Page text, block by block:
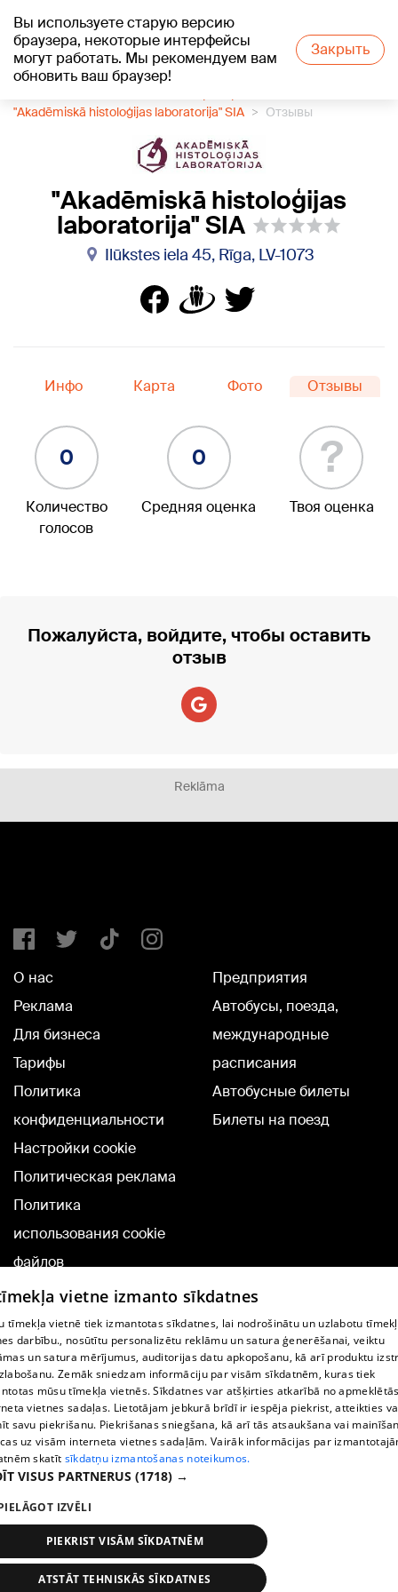
Вы используете старую версию
браузера, некоторые интерфейсы
могут работать. Мы рекомендуем вам
обновить ваш браузер!
Закрыть
+20°C
"Akadēmiskā histoloģijas laboratorija" SIA
Отзывы
"Akadēmiskā histoloģijas
laboratorija" SIA
Ilūkstes iela 45, Rīga, LV-1073
Инфо Карта Фото Отзывы
0
Количество
голосов
0
Средняя оценка
?
Твоя оценка
Пожалуйста, войдите, чтобы оставить
отзыв
Reklāma
О нас
Реклама
Для бизнеса
Тарифы
Политика
конфиденциальности
Настройки cookie
Политическая реклама
Политика
использования cookie
файлов
Добавление
комментариев
Предприятия
Автобусы, поезда,
международные
расписания
Автобусные билеты
Билеты на поезд
TВ-программа
Условия договора
360 Ziņu kontakti
Helio Media
Служба помощи портала: э-почта -
All rights reserved.
vietne izmanto sīkdatnes
tīmekļa vietnē tiek izmantotas sīkdatnes, lai nodrošinātu un uzlabotu
darbību., nosūtītu personalizētu reklāmu un satura ģenerēšanai, veiktu
un satura mērījumus, auditorijas datu apkopošanu, kā arī produktu
Zemāk sniedzam informāciju par visām sīkdatnēm, kuras tiek
mūsu tīmekļa vietnēs. Sīkdatnes var atšķirties atkarībā no
vietnes sadaļas. Lietotājam jebkurā brīdī ir iespēja piekrist, atteikties
savu piekrišanu. Piekrišanas sniegšana, kā arī tās atsaukšana vai
uz visām interneta vietnes sadaļām. Vairāk informācijas par
skatīt sīkdatņu izmantošanas noteikumos.
VISUS PARTNERUS (1718) →
IZVĒLI
PIEKRIST VISĀM SĪKDATNĒM
ATSTĀT TEHNISKĀS SĪKDATNES